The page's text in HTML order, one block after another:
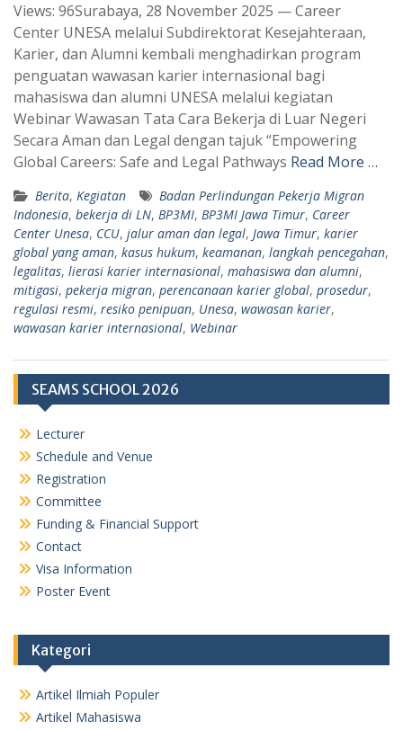
a
t
A
p
p
l
e
r
a
m
Views: 96Surabaya, 28 November 2025 — Career
Center UNESA melalui Subdirektorat Kesejahteraan,
Karier, dan Alumni kembali menghadirkan program
penguatan wawasan karier internasional bagi
mahasiswa dan alumni UNESA melalui kegiatan
Webinar Wawasan Tata Cara Bekerja di Luar Negeri
Secara Aman dan Legal dengan tajuk “Empowering
Global Careers: Safe and Legal Pathways Read More …
Berita, Kegiatan
Badan Perlindungan Pekerja Migran
Indonesia, bekerja di LN, BP3MI, BP3MI Jawa Timur, Career
Center Unesa, CCU, jalur aman dan legal, Jawa Timur, karier
global yang aman, kasus hukum, keamanan, langkah pencegahan,
legalitas, lierasi karier internasional, mahasiswa dan alumni,
mitigasi, pekerja migran, perencanaan karier global, prosedur,
regulasi resmi, resiko penipuan, Unesa, wawasan karier,
wawasan karier internasional, Webinar
SEAMS SCHOOL 2026
Lecturer
Schedule and Venue
Registration
Committee
Funding & Financial Support
Contact
Visa Information
Poster Event
Kategori
Artikel Ilmiah Populer
Artikel Mahasiswa